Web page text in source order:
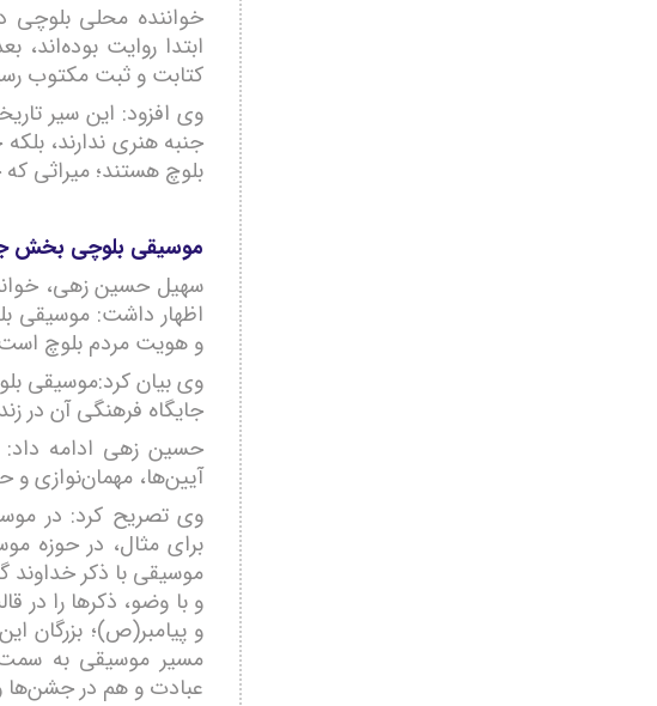
خواننده محلی بلوچی
ابتدا روایت
کتابت و ثبت مکتوب
وی افزود: این سیر
جنبه هنری ندارند،
بلوچ هستند؛ میراثی
موسیقی بلوچی بخش
سهیل حسین زهی،
اظهار داشت: موسیقی
و هویت مردم بلوچ
وی بیان کرد:موسیقی
جایگاه فرهنگی آن در
حسین زهی ادامه داد:
آیین‌ها، مهمان‌نوازی
وی تصریح کرد: در
برای مثال، در حوزه
موسیقی با ذکر خداوند
و با وضو، ذکرها را در
و پیامبر(ص)؛ بزرگان
مسیر موسیقی به سمت
عبادت و هم در جشن‌ها